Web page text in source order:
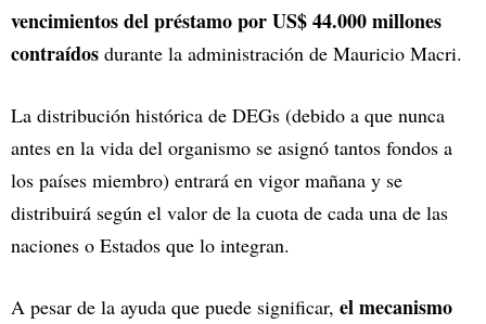
vencimientos del préstamo por US$ 44.000 millones
contraídos durante la administración de Mauricio Macri.
La distribución histórica de DEGs (debido a que nunca
antes en la vida del organismo se asignó tantos fondos a
los países miembro) entrará en vigor mañana y se
distribuirá según el valor de la cuota de cada una de las
naciones o Estados que lo integran.
A pesar de la ayuda que puede significar, el mecanismo